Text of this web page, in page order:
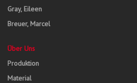
Gray, Eileen
Breuer, Marcel
Über Uns
Produktion
Material